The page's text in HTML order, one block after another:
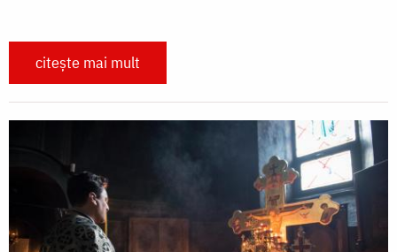
citește mai mult